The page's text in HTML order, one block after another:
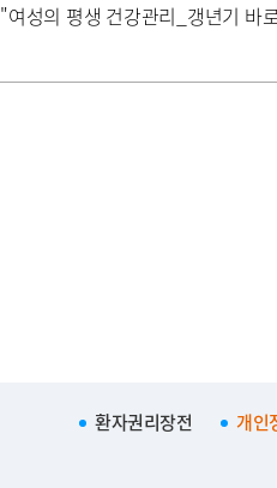
"여성의 평생 건강관리_갱년기 바
환자권리장전 개인